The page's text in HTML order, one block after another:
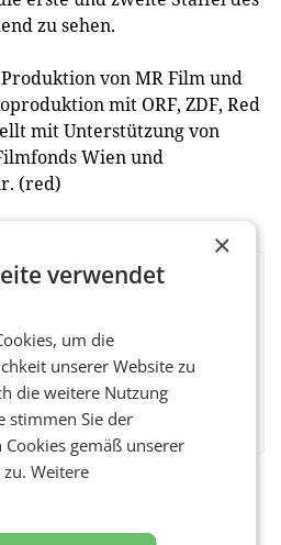
zu sehen.
von MR Film und
mit ORF, ZDF, Red
mit Unterstützung von
Wien und
(red)
LinkedInXING Teilen
×
verwendet
um die
unserer Website zu
die weitere Nutzung
stimmen Sie der
gemäß unserer
zu.Weitere